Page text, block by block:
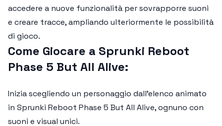
accedere a nuove funzionalità per sovrapporre suoni
e creare tracce, ampliando ulteriormente le possibilità
di gioco.
Come Giocare a Sprunki Reboot
Phase 5 But All Alive:
Inizia scegliendo un personaggio dall’elenco animato
in Sprunki Reboot Phase 5 But All Alive, ognuno con
suoni e visual unici.